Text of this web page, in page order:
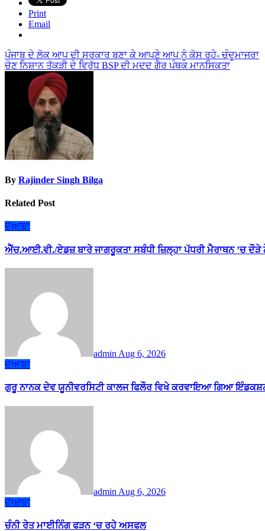
Print
Email
Post
navigation
ਪੰਜਾਬ ਦੇ ਲੋਕ ਆਪ ਦੀ ਸਰਕਾਰ ਬਣਾ ਕੇ ਆਪਣੇ ਆਪ ਨੂੰ ਕੋਸ ਰਹੇ- ਚੰਦੂਮਾਜਰਾ
ਚੋਣ ਨਿਸ਼ਾਨ ਤੱਕੜੀ ਦੇ ਵਿਰੁੱਧ BSP ਦੀ ਮਦਦ ਗੈਰ ਪੰਥਕ ਮਾਨਸਿਕਤਾ
By Rajinder Singh Bilga
Related Post
ਦੋਆਬਾ
ਐੱਚ.ਆਈ.ਵੀ./ਏਡਜ਼ ਬਾਰੇ ਜਾਗਰੂਕਤਾ ਸਬੰਧੀ ਜ਼ਿਲ੍ਹਾ ਪੱਧਰੀ ਮੈਰਾਥਨ ’ਚ ਦੌੜੇ
admin Aug 6, 2026
ਦੋਆਬਾ
ਗੁਰੂ ਨਾਨਕ ਦੇਵ ਯੂਨੀਵਰਸਿਟੀ ਕਾਲਜ ਫਿਲੌਰ ਵਿਖੇ ਕਰਵਾਇਆ ਗਿਆ
admin Aug 6, 2026
ਦੋਆਬਾ
ਚੰਨੀ ਰੇਤ ਮਾਈਨਿੰਗ ਫੜਨ ‘ਚ ਰਹੇ ਅਸਫਲ